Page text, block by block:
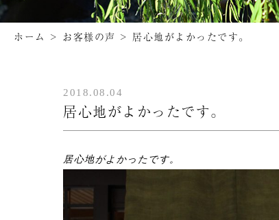
ホーム > お客様の声 > 居心地がよかったです。
2018.08.04
居心地がよかったです。
居心地がよかったです。